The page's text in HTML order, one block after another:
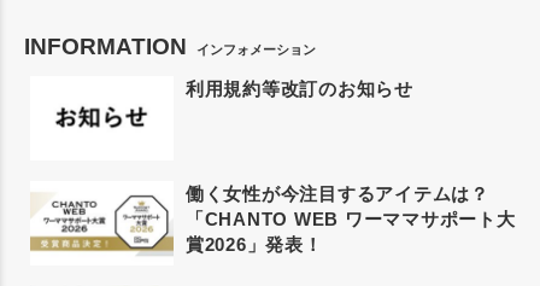
INFORMATION インフォメーション
利用規約等改訂のお知らせ
働く女性が今注目するアイテムは？
「CHANTO WEB ワーママサポート大
賞2026」発表！